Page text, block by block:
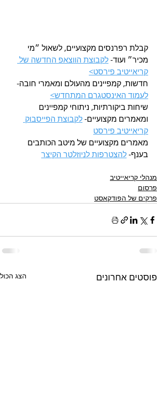
קבלת רפרנסים מקצועיים, לשאול ״מי
מכיר״ ועוד- לקבוצת הווצאפ החדשה של
קריאייטיב פירסט>
חדשות, קמפיינים מהעולם ומאמרי חובה-
לעמוד האינסטגרם המתחדש>
שיחות ביקורתיות, ניתוחי קמפיינים
ומאמרים מקצועיים- לקבוצת הפייסבוק
קריאייטיב פירסט
מאמרים מקצועיים של מיטב הכותבים
בענף- להצטרפות לניוזלטר הקיצר
מנהלי קריאייטיב
פרסום
פרקים של הפודקאסט
פוסטים אחרונים הצג הכול